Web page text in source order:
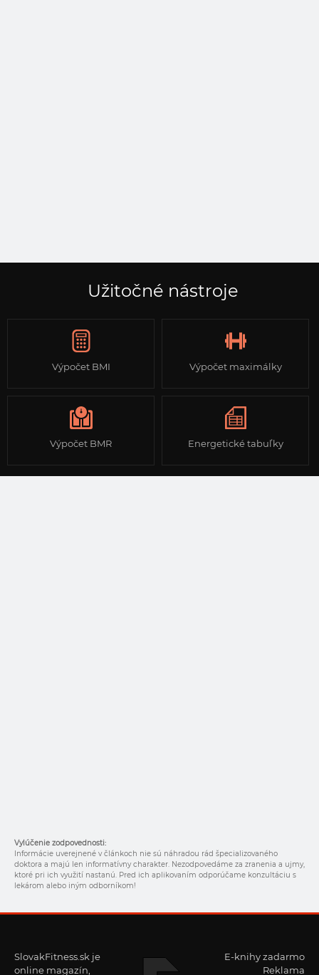
Užitočné nástroje
Výpočet BMI Výpočet maximálky
Výpočet BMR Energetické tabuľky
Vylúčenie zodpovednosti:
Informácie uverejnené v článkoch nie sú náhradou rád špecializovaného
doktora a majú len informatívny charakter. Nezodpovedáme za zranenia a ujmy,
ktoré pri ich využití nastanú. Pred ich aplikovaním odporúčame konzultáciu s
lekárom alebo iným odborníkom!
SlovakFitness.sk je
online magazín,
E-knihy zadarmo
Reklama